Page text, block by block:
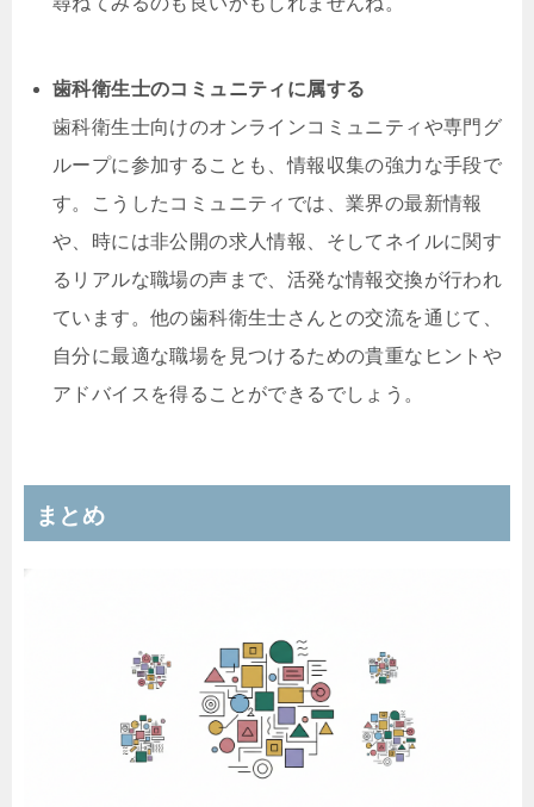
歯科衛生士のコミュニティに属する
歯科衛生士向けのオンラインコミュニティや専門グ
ループに参加することも、情報収集の強力な手段で
す。こうしたコミュニティでは、業界の最新情報
や、時には非公開の求人情報、そしてネイルに関す
るリアルな職場の声まで、活発な情報交換が行われ
ています。他の歯科衛生士さんとの交流を通じて、
自分に最適な職場を見つけるための貴重なヒントや
アドバイスを得ることができるでしょう。
まとめ